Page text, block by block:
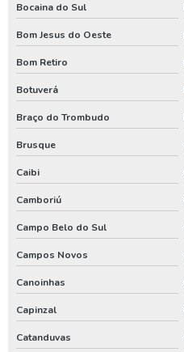
Poço artesiano de 150 metros
Poço artesiano empresa
Poço artesiano perfuração
Poço artesiano preço por metro
Poço artesiano quanto custa
Poço artesiano tubular
Poço artesiano valor metro
Poço de água artesiano
Poço de água potável
Bocaina do Sul
Bom Jesus do Oeste
Bom Retiro
Botuverá
Braço do Trombudo
Brusque
Caibi
Camboriú
Campo Belo do Sul
Campos Novos
Canoinhas
Capinzal
Catanduvas